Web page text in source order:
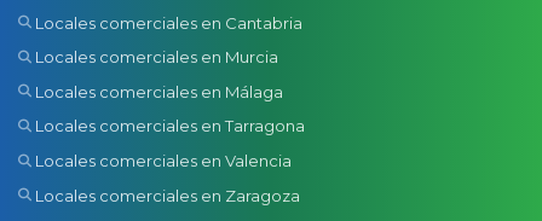
Locales comerciales en Cantabria
Locales comerciales en Murcia
Locales comerciales en Málaga
Locales comerciales en Tarragona
Locales comerciales en Valencia
Locales comerciales en Zaragoza